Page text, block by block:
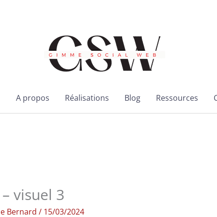
A propos Réalisations Blog Ressources
visuel 3
Bernard / 15/03/2024